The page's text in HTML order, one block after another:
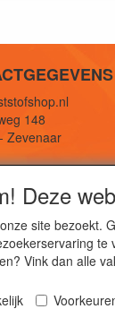
148
Zevenaar
+31 (0) 316 241
Deze
site bezoekt.
te
Vink dan alle